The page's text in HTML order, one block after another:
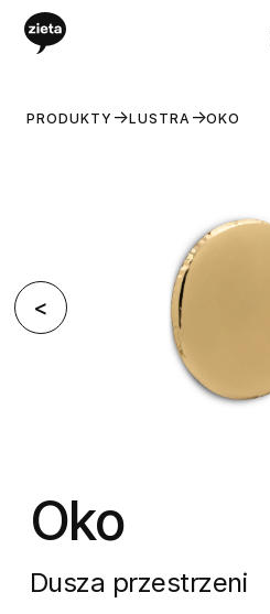
PRODUKTY LUSTRA OKO
<
Oko
Dusza przestrzeni